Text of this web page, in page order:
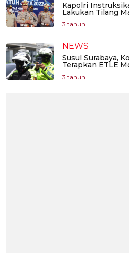
Kapolri
Lakukan Tilang
3 tahun
NEWS
Susul Surabaya,
Terapkan ETLE
3 tahun